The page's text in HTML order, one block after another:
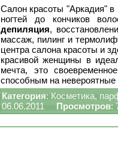
Салон красоты "Аркадия" в
ногтей до кончиков
депиляция,
массаж, пилинг и
центра салона красоты и
красивой женщины в
мечта, это
способным на
Категория: Косметика,
06.06.2011 Просмотров: